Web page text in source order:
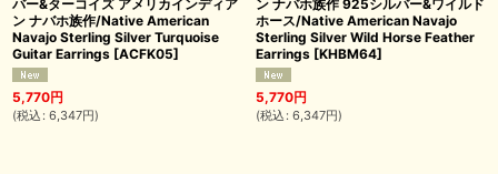
バー&ターコイズ アメリカインディア
ン ナバホ族作/Native American
Navajo Sterling Silver Turquoise
Guitar Earrings [ACFK05]
5,770円
(税込 : 6,347円)
ン ナバホ族作 925シルバー&ワイルド
ホース/Native American Navajo
Sterling Silver Wild Horse Feather
Earrings [KHBM64]
5,770円
(税込 : 6,347円)